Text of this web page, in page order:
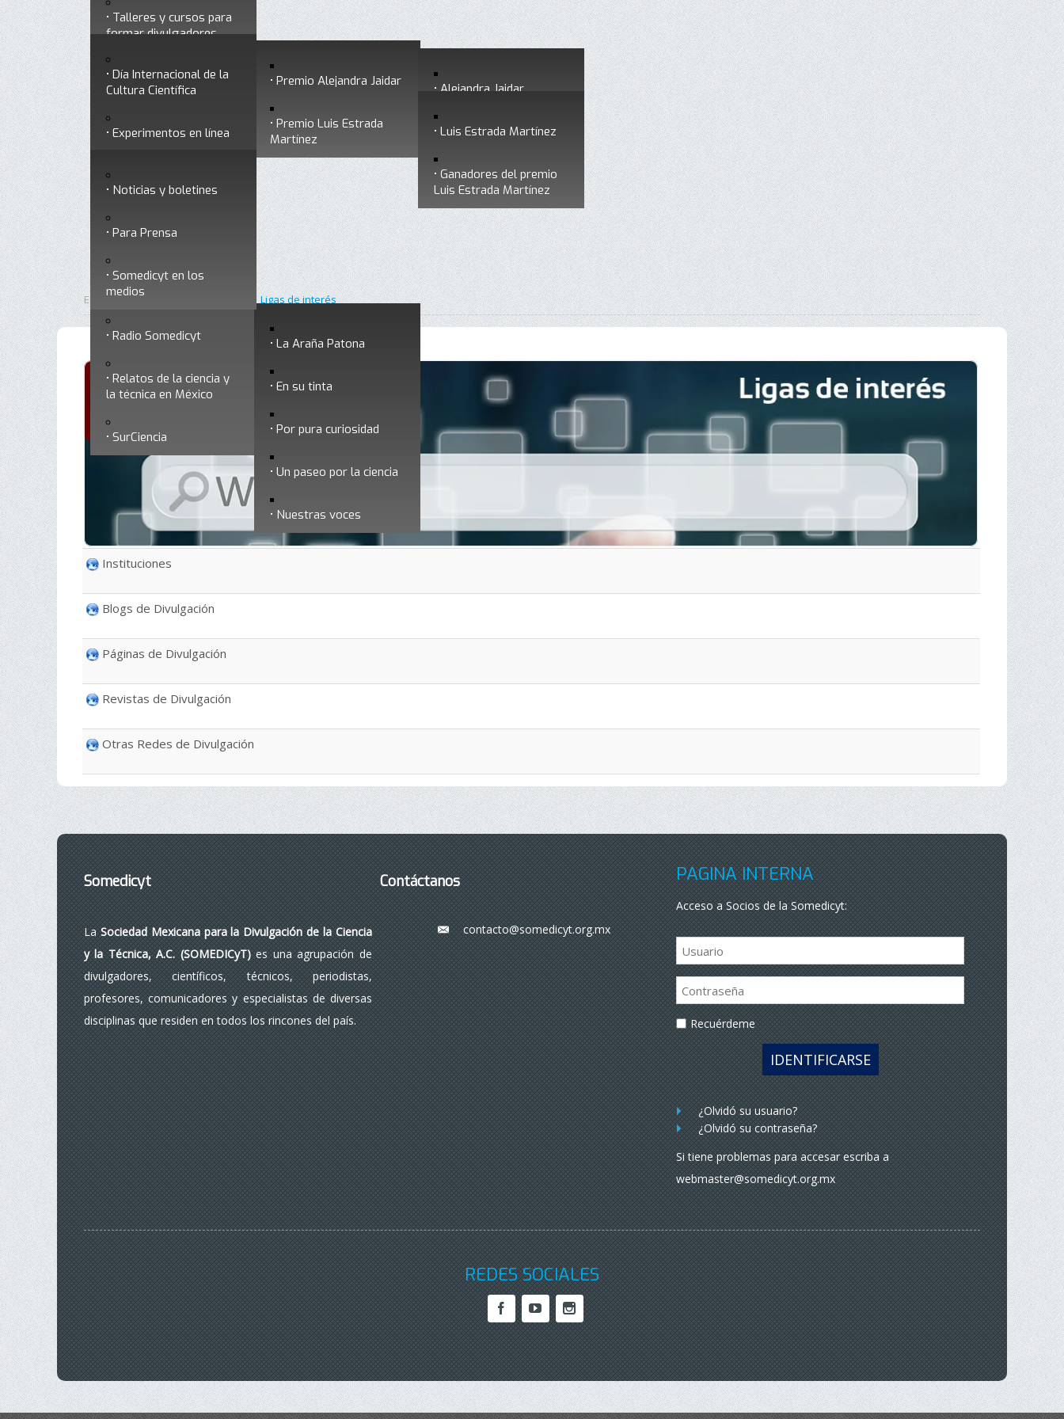
Historia
Premios a divulgadores Premio Alejandra Jaidar Alejandra Jaidar
Ganadores del premio
Premio Luis Estrada
Martínez
Luis Estrada Martínez
Ganadores del premio
Luis Estrada Martínez
Talleres y cursos para
formar divulgadores
Otros servicios
Divulgación
Día Internacional de la
Cultura Científica
Experimentos en línea
Ciencia y Tecnología
Nuestra ciencia
responde
Radio Somedicyt La Araña Patona
En su tinta
Por pura curiosidad
Un paseo por la ciencia
Nuestras voces
Relatos de la ciencia y
la técnica en México
SurCiencia
Noticias
Noticias y boletines
Para Prensa
Somedicyt en los
medios
Está aquí: Inicio Ligas de interés
Instituciones
Blogs de Divulgación
Páginas de Divulgación
Revistas de Divulgación
Otras Redes de Divulgación
Somedicyt
LaSociedad Mexicana para la Divulgación de la Ciencia
y la Técnica, A.C. (SOMEDICyT)es una agrupación de
divulgadores, científicos, técnicos, periodistas,
profesores, comunicadores y especialistas de diversas
disciplinas que residen en todos los rincones del país.
Contáctanos
___contacto@somedicyt.org.mx
PÁGINA INTERNA
Acceso a Socios de la Somedicyt:
Recuérdeme
IDENTIFICARSE
¿Olvidó su usuario?
¿Olvidó su contraseña?
Si tiene problemas para accesar escriba a
webmaster@somedicyt.org.mx
REDES SOCIALES